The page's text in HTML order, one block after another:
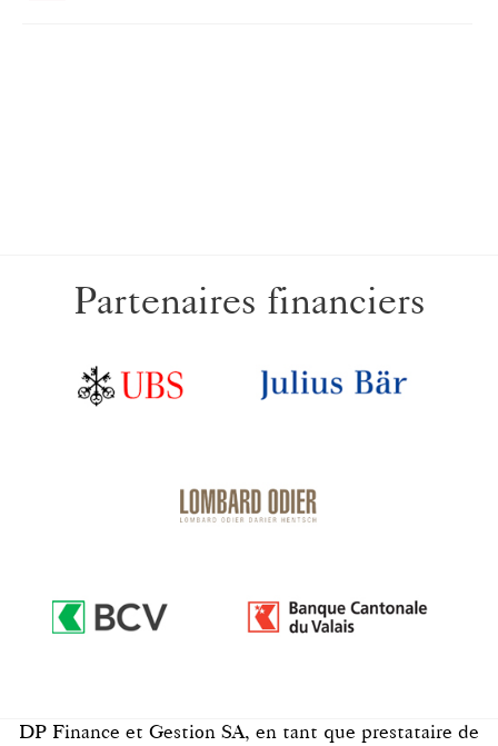
Partenaires financiers
DP Finance et Gestion SA, en tant que prestataire de